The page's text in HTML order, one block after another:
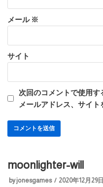
メール ※
サイト
次回のコメントで使用す
メールアドレス、サイト
moonlighter-will
byjonesgames 2020年12月29日